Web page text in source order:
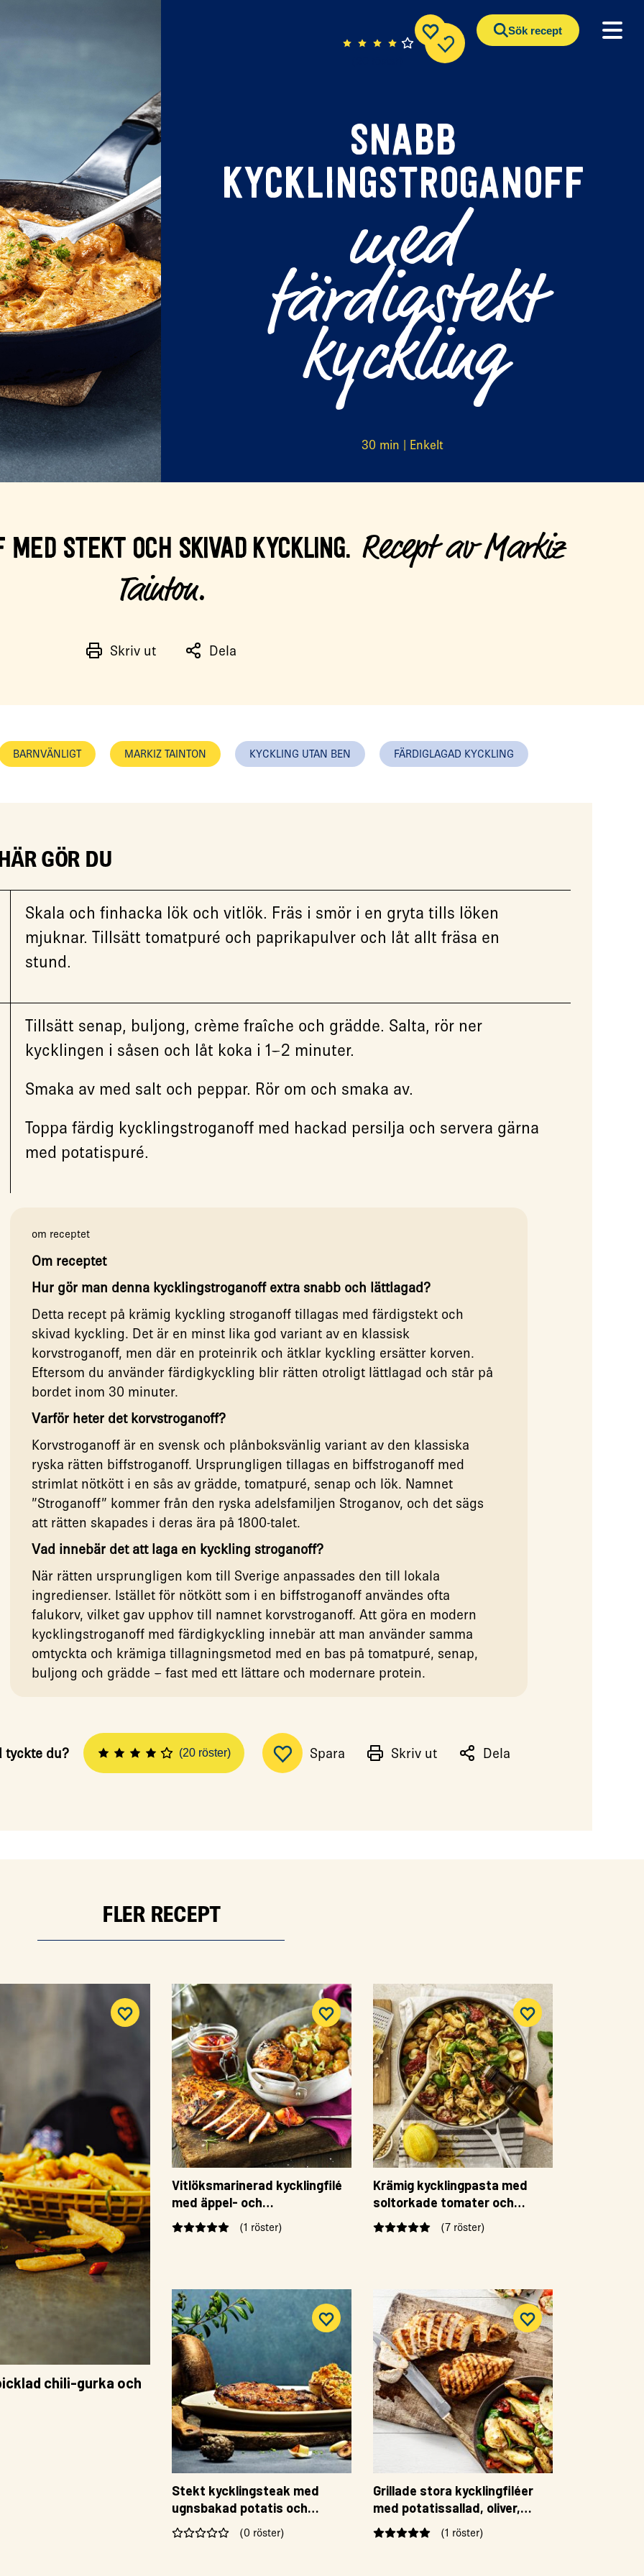
Sök recept
SNABB
KYCKLINGSTROGANOFF
med
färdigstekt
kyckling
30 min | Enkelt
MED STEKT OCH SKIVAD KYCKLING. Recept av Markiz
Tainton.
Skriv ut Dela
BARNVÄNLIGT MARKIZ TAINTON KYCKLING UTAN BEN FÄRDIGLAGAD KYCKLING
GÖR DU
Skala och finhacka lök och vitlök. Fräs i smör i en gryta tills löken
mjuknar. Tillsätt tomatpuré och paprikapulver och låt allt fräsa en
stund.
Tillsätt senap, buljong, crème fraîche och grädde. Salta, rör ner
kycklingen i såsen och låt koka i 1–2 minuter.
Smaka av med salt och peppar. Rör om och smaka av.
Toppa färdig kycklingstroganoff med hackad persilja och servera gärna
med potatispuré.
om receptet
Om receptet
Hur gör man denna kycklingstroganoff extra snabb och lättlagad?
Detta recept på krämig kyckling stroganoff tillagas med färdigstekt och
skivad kyckling. Det är en minst lika god variant av en klassisk
korvstroganoff, men där en proteinrik och ätklar kyckling ersätter korven.
Eftersom du använder färdigkyckling blir rätten otroligt lättlagad och står på
bordet inom 30 minuter.
Varför heter det korvstroganoff?
Korvstroganoff är en svensk och plånboksvänlig variant av den klassiska
ryska rätten biffstroganoff. Ursprungligen tillagas en biffstroganoff med
strimlat nötkött i en sås av grädde, tomatpuré, senap och lök. Namnet
”Stroganoff” kommer från den ryska adelsfamiljen Stroganov, och det sägs
att rätten skapades i deras ära på 1800-talet.
Vad innebär det att laga en kyckling stroganoff?
När rätten ursprungligen kom till Sverige anpassades den till lokala
ingredienser. Istället för nötkött som i en biffstroganoff användes ofta
falukorv, vilket gav upphov till namnet korvstroganoff. Att göra en modern
kycklingstroganoff med färdigkyckling innebär att man använder samma
omtyckta och krämiga tillagningsmetod med en bas på tomatpuré, senap,
buljong och grädde – fast med ett lättare och modernare protein.
tyckte du? (20 röster) Spara Skriv ut Dela
FLER RECEPT
chili-gurka och
Vitlöksmarinerad kycklingfilé
med äppel- och
rödlökschutney, fänkål och
rostad potatis
(1 röster)
Krämig kycklingpasta med
soltorkade tomater och
spenat
(7 röster)
Stekt kycklingsteak med
ugnsbakad potatis och
persiljesmör(0 röster)
Grillade stora kycklingfiléer
med potatissallad, oliver,
tomat och spenat
(1 röster)